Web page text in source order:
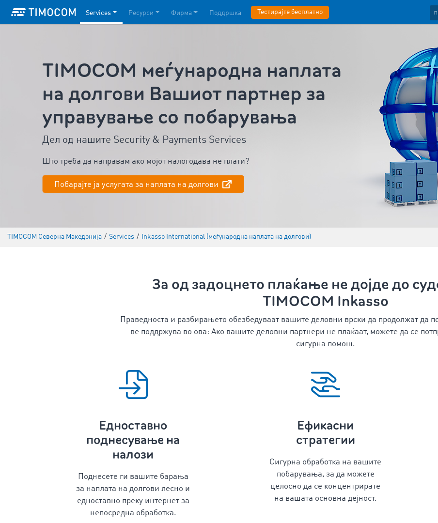
Services Ресурси Фирма Поддршка Тестирајте бесплатно
TIMOCOM меѓународна наплата
на долгови Вашиот партнер за
управување со побарувања
Дел од нашите Security & Payments Services
Што треба да направам ако мојот налогодава не плати?
Побарајте ја услугата за наплата на долгови
TIMOCOM Северна Македонија / Services / Inkasso International (меѓународна наплата на долгови)
За од задоцнето плаќање не дојде до
TIMOCOM Inkasso
Праведноста и разбирањето обезбедуваат вашите деловни врски да продолжат да
ве поддржува во ова: Ако вашите деловни партнери не плаќаат, можете да се
сигурна помош.
Едноставно
поднесување на
налози
Поднесете ги вашите барања
за наплата на долгови лесно и
едноставно преку интернет за
непосредна обработка.
Ефикасни
стратегии
Сигурна обработка на вашите
побарувања, за да можете
целосно да се концентрирате
на вашата основна дејност.